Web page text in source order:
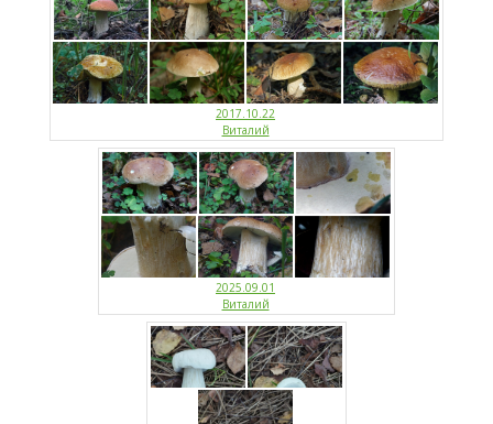
2017.10.22
Виталий
2025.09.01
Виталий